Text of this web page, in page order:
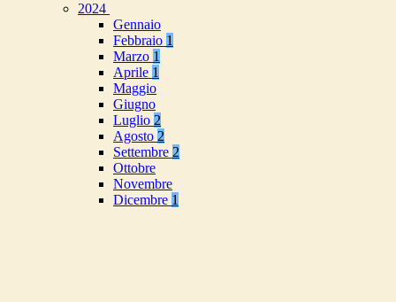
2024
Gennaio
Febbraio 1
Marzo 1
Aprile 1
Maggio
Giugno
Luglio 2
Agosto 2
Settembre 2
Ottobre
Novembre
Dicembre 1